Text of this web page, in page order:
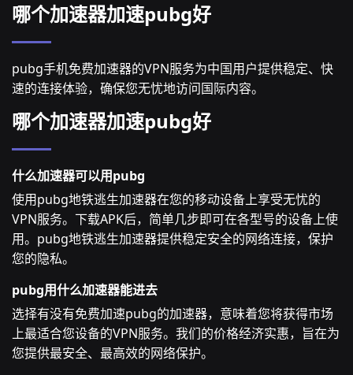
哪个加速器加速pubg好
pubg手机免费加速器的VPN服务为中国用户提供稳定、快
速的连接体验，确保您无忧地访问国际内容。
哪个加速器加速pubg好
什么加速器可以用pubg
使用pubg地铁逃生加速器在您的移动设备上享受无忧的
VPN服务。下载APK后，简单几步即可在各型号的设备上使
用。pubg地铁逃生加速器提供稳定安全的网络连接，保护
您的隐私。
pubg用什么加速器能进去
选择有没有免费加速pubg的加速器，意味着您将获得市场
上最适合您设备的VPN服务。我们的价格经济实惠，旨在为
您提供最安全、最高效的网络保护。